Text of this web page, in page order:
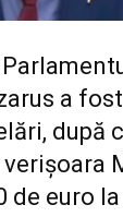
a
după
de euro